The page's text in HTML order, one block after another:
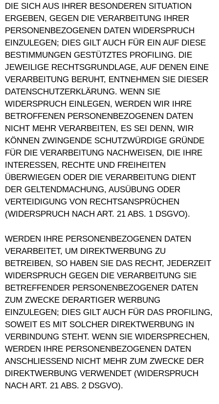
DIE SICH AUS IHRER BESONDEREN SITUATION
ERGEBEN, GEGEN DIE VERARBEITUNG IHRER
PERSONENBEZOGENEN DATEN WIDERSPRUCH
EINZULEGEN; DIES GILT AUCH FÜR EIN AUF DIESE
BESTIMMUNGEN GESTÜTZTES PROFILING. DIE
JEWEILIGE RECHTSGRUNDLAGE, AUF DENEN EINE
VERARBEITUNG BERUHT, ENTNEHMEN SIE DIESER
DATENSCHUTZERKLÄRUNG. WENN SIE
WIDERSPRUCH EINLEGEN, WERDEN WIR IHRE
BETROFFENEN PERSONENBEZOGENEN DATEN
NICHT MEHR VERARBEITEN, ES SEI DENN, WIR
KÖNNEN ZWINGENDE SCHUTZWÜRDIGE GRÜNDE
FÜR DIE VERARBEITUNG NACHWEISEN, DIE IHRE
INTERESSEN, RECHTE UND FREIHEITEN
ÜBERWIEGEN ODER DIE VERARBEITUNG DIENT
DER GELTENDMACHUNG, AUSÜBUNG ODER
VERTEIDIGUNG VON RECHTSANSPRÜCHEN
(WIDERSPRUCH NACH ART. 21 ABS. 1 DSGVO).
WERDEN IHRE PERSONENBEZOGENEN DATEN
VERARBEITET, UM DIREKTWERBUNG ZU
BETREIBEN, SO HABEN SIE DAS RECHT, JEDERZEIT
WIDERSPRUCH GEGEN DIE VERARBEITUNG SIE
BETREFFENDER PERSONENBEZOGENER DATEN
ZUM ZWECKE DERARTIGER WERBUNG
EINZULEGEN; DIES GILT AUCH FÜR DAS PROFILING,
SOWEIT ES MIT SOLCHER DIREKTWERBUNG IN
VERBINDUNG STEHT. WENN SIE WIDERSPRECHEN,
WERDEN IHRE PERSONENBEZOGENEN DATEN
ANSCHLIESSEND NICHT MEHR ZUM ZWECKE DER
DIREKTWERBUNG VERWENDET (WIDERSPRUCH
NACH ART. 21 ABS. 2 DSGVO).